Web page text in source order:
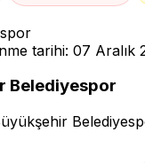
tarihi: 07 Aralık
Belediyespor